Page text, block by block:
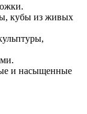
кубы из живых
и насыщенные